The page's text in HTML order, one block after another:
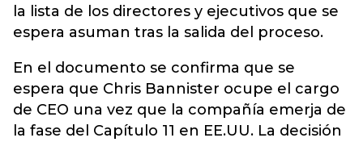
la lista de los directores y ejecutivos que se
espera asuman tras la salida del proceso.
En el documento se confirma que se
espera que Chris Bannister ocupe el cargo
de CEO una vez que la compañía emerja de
la fase del Capítulo 11 en EE.UU. La decisión